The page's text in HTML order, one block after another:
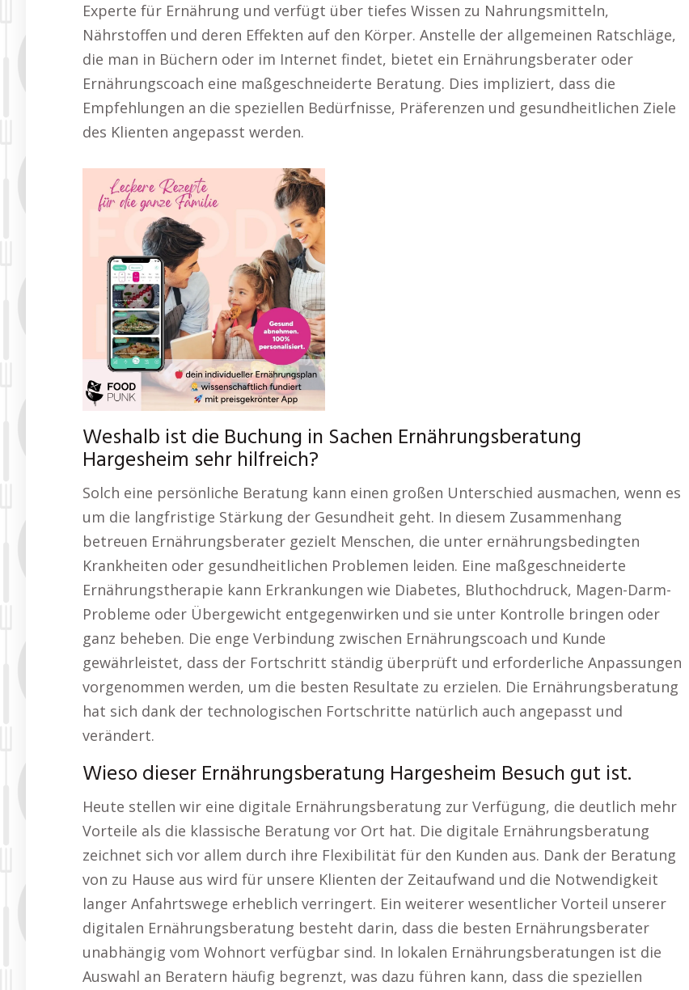
Experte für Ernährung und verfügt über tiefes Wissen zu Nahrungsmitteln,
Nährstoffen und deren Effekten auf den Körper. Anstelle der allgemeinen Ratschläge,
die man in Büchern oder im Internet findet, bietet ein Ernährungsberater oder
Ernährungscoach eine maßgeschneiderte Beratung. Dies impliziert, dass die
Empfehlungen an die speziellen Bedürfnisse, Präferenzen und gesundheitlichen Ziele
des Klienten angepasst werden.
Weshalb ist die Buchung in Sachen Ernährungsberatung
Hargesheim sehr hilfreich?
Solch eine persönliche Beratung kann einen großen Unterschied ausmachen, wenn es
um die langfristige Stärkung der Gesundheit geht. In diesem Zusammenhang
betreuen Ernährungsberater gezielt Menschen, die unter ernährungsbedingten
Krankheiten oder gesundheitlichen Problemen leiden. Eine maßgeschneiderte
Ernährungstherapie kann Erkrankungen wie Diabetes, Bluthochdruck, Magen-Darm-
Probleme oder Übergewicht entgegenwirken und sie unter Kontrolle bringen oder
ganz beheben. Die enge Verbindung zwischen Ernährungscoach und Kunde
gewährleistet, dass der Fortschritt ständig überprüft und erforderliche Anpassungen
vorgenommen werden, um die besten Resultate zu erzielen. Die Ernährungsberatung
hat sich dank der technologischen Fortschritte natürlich auch angepasst und
verändert.
Wieso dieser Ernährungsberatung Hargesheim Besuch gut ist.
Heute stellen wir eine digitale Ernährungsberatung zur Verfügung, die deutlich mehr
Vorteile als die klassische Beratung vor Ort hat. Die digitale Ernährungsberatung
zeichnet sich vor allem durch ihre Flexibilität für den Kunden aus. Dank der Beratung
von zu Hause aus wird für unsere Klienten der Zeitaufwand und die Notwendigkeit
langer Anfahrtswege erheblich verringert. Ein weiterer wesentlicher Vorteil unserer
digitalen Ernährungsberatung besteht darin, dass die besten Ernährungsberater
unabhängig vom Wohnort verfügbar sind. In lokalen Ernährungsberatungen ist die
Auswahl an Beratern häufig begrenzt, was dazu führen kann, dass die speziellen